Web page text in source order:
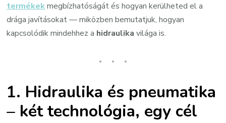
termékekmegbízhatóságát és hogyan kerülheted el a
drága javításokat — miközben bemutatjuk, hogyan
kapcsolódik mindehhez a hidraulika világa is.
1. Hidraulika és pneumatika
– két technológia, egy cél